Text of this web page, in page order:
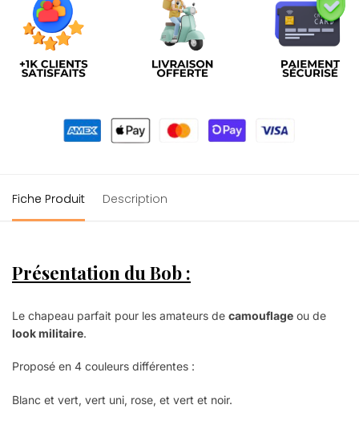
Fiche Produit Description
Présentation du Bob :
Le chapeau parfait pour les amateurs de camouflage ou de
look militaire.
Proposé en 4 couleurs différentes :
Blanc et vert, vert uni, rose, et vert et noir.